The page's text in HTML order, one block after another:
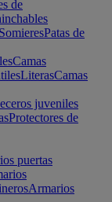
de
SomieresPatas de
Camas
LiterasCamas
juveniles
Protectores de
puertas
Armarios